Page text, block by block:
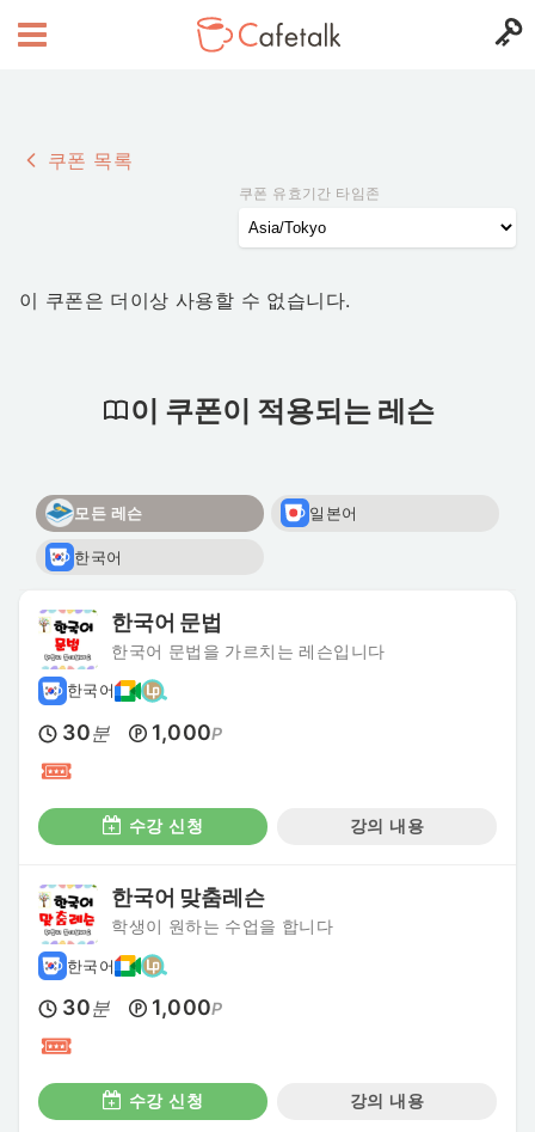
쿠폰 목록
쿠폰 유효기간 타임존
이 쿠폰은 더이상 사용할 수 없습니다.
이 쿠폰이 적용되는 레슨
모든 레슨 일본어
한국어
한국어 문법
한국어 문법을 가르치는 레슨입니다
한국어
30분 1,000P
수강 신청 강의 내용
한국어 맞춤레슨
학생이 원하는 수업을 합니다
한국어
30분 1,000P
수강 신청 강의 내용